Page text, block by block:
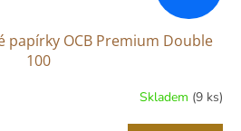
papírky OCB Premium Double
100
Skladem (9 ks)